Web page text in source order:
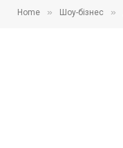
Home » Шоу-бізнес »